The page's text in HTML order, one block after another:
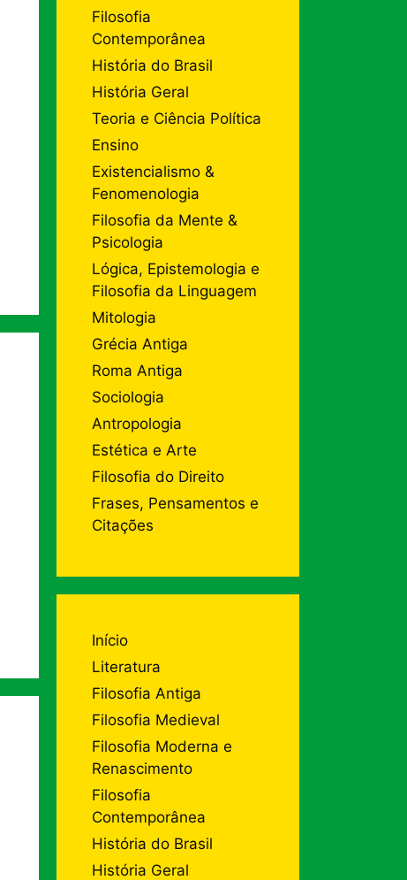
Filosofia
Contemporânea
História do Brasil
História Geral
Teoria e Ciência Política
Ensino
Existencialismo &
Fenomenologia
Filosofia da Mente &
Psicologia
Lógica, Epistemologia e
Filosofia da Linguagem
Mitologia
Grécia Antiga
Roma Antiga
Sociologia
Antropologia
Estética e Arte
Filosofia do Direito
Frases, Pensamentos e
Citações
Início
Literatura
Filosofia Antiga
Filosofia Medieval
Filosofia Moderna e
Renascimento
Filosofia
Contemporânea
História do Brasil
História Geral